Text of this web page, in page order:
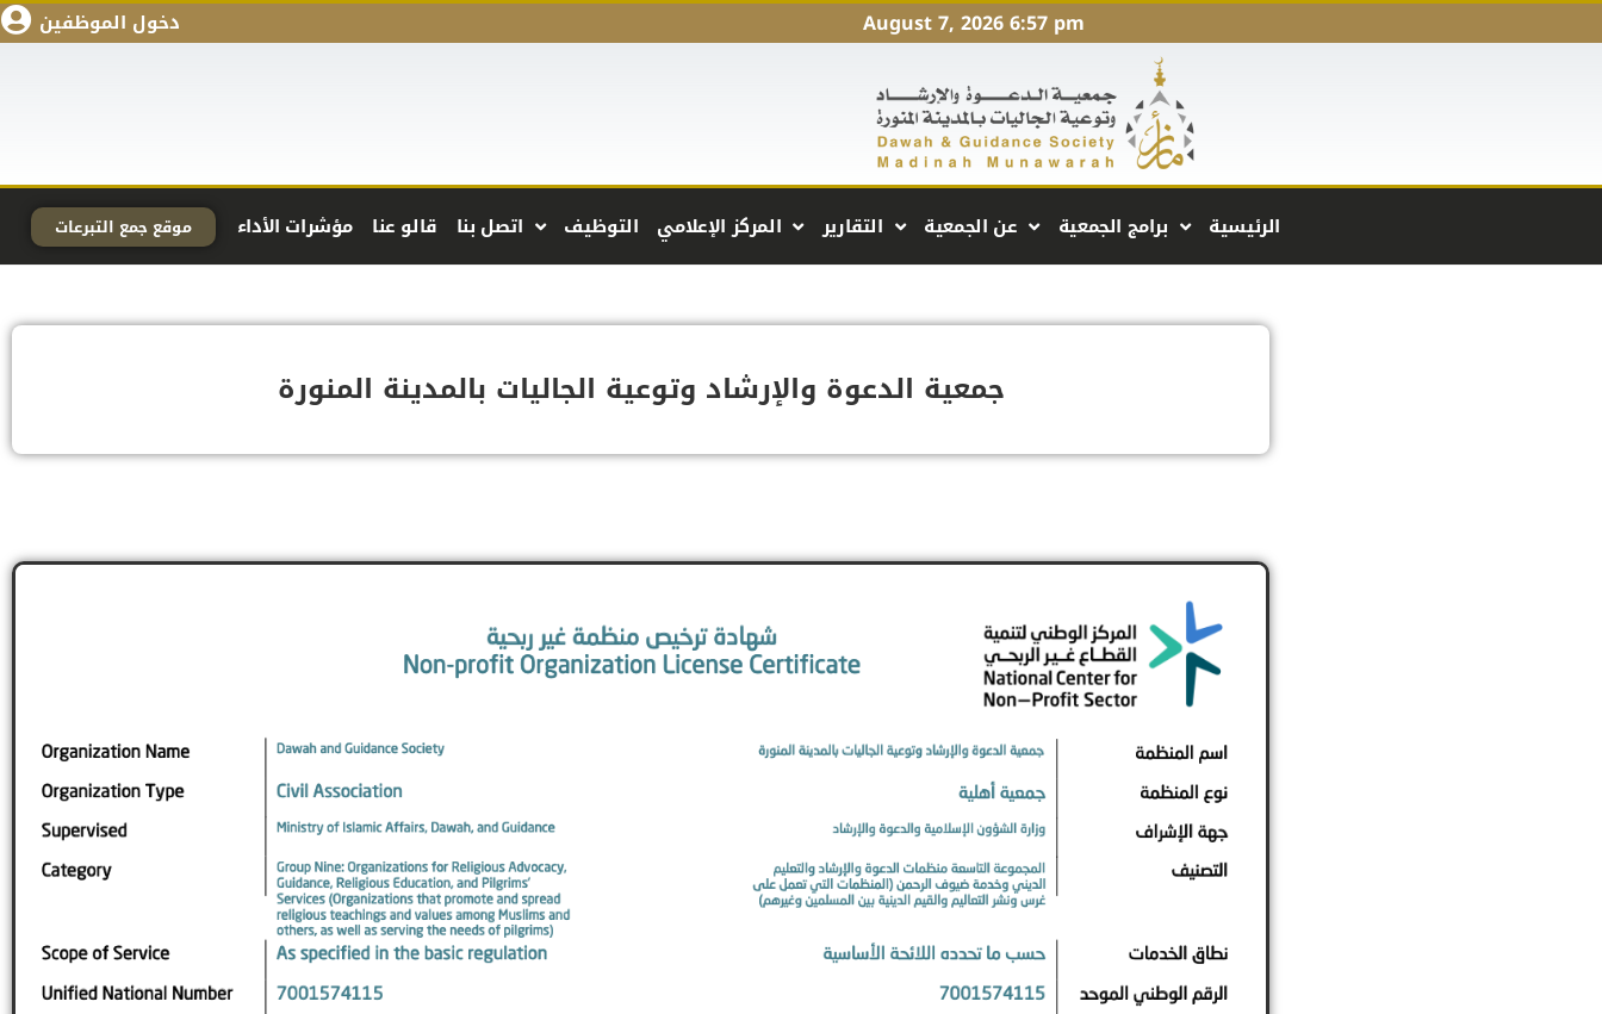
دخول الموظفين August 7, 2026 6:57 pm
موقع جمع التبرعات مؤشرات الأداء قالو عنا اتصل بنا التوظيف المركز الإعلامي التقارير عن الجمعية برامج الجمعية الرئيسية
جمعية الدعوة والإرشاد وتوعية الجاليات بالمدينة المنورة